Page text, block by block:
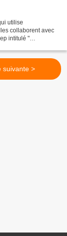
utilise
collaborent avec
intitulé "
suivante >